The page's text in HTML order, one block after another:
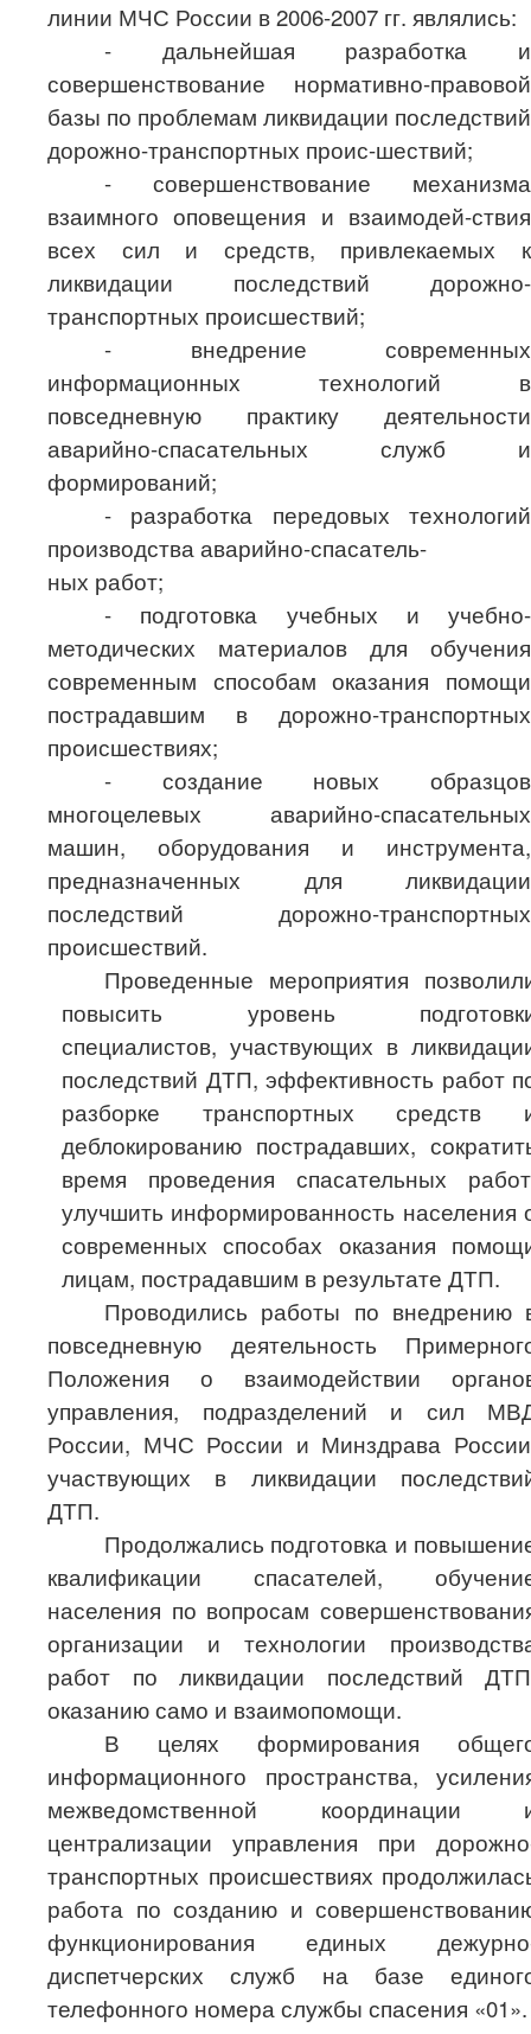
линии МЧС России в 2006-2007 гг. являлись:
- дальнейшая разработка и
совершенствование нормативно-правовой
базы по проблемам ликвидации последствий
дорожно-транспортных проис-шествий;
- совершенствование механизма
взаимного оповещения и взаимодей-ствия
всех сил и средств, привлекаемых к
ликвидации последствий дорожно-
транспортных происшествий;
- внедрение современных
информационных технологий в
повседневную практику деятельности
аварийно-спасательных служб и
формирований;
- разработка передовых технологий
производства аварийно-спасатель-
ных работ;
- подготовка учебных и учебно-
методических материалов для обучения
современным способам оказания помощи
пострадавшим в дорожно-транспортных
происшествиях;
- создание новых образцов
многоцелевых аварийно-спасательных
машин, оборудования и инструмента,
предназначенных для ликвидации
последствий дорожно-транспортных
происшествий.
Проведенные мероприятия
повысить уровень
специалистов, участвующих в
последствий ДТП, эффективность работ
разборке транспортных средств
деблокированию пострадавших,
время проведения спасательных
улучшить информированность населения
современных способах оказания
лицам, пострадавшим в результате ДТП.
Проводились работы по внедрению
повседневную деятельность
Положения о взаимодействии
управления, подразделений и сил
России, МЧС России и Минздрава
участвующих в ликвидации
ДТП.
Продолжались подготовка и
квалификации спасателей,
населения по вопросам
организации и технологии
работ по ликвидации последствий
оказанию само и взаимопомощи.
В целях формирования
информационного пространства,
межведомственной координации
централизации управления при
транспортных происшествиях
работа по созданию и
функционирования единых
диспетчерских служб на базе
телефонного номера службы спасения «01».